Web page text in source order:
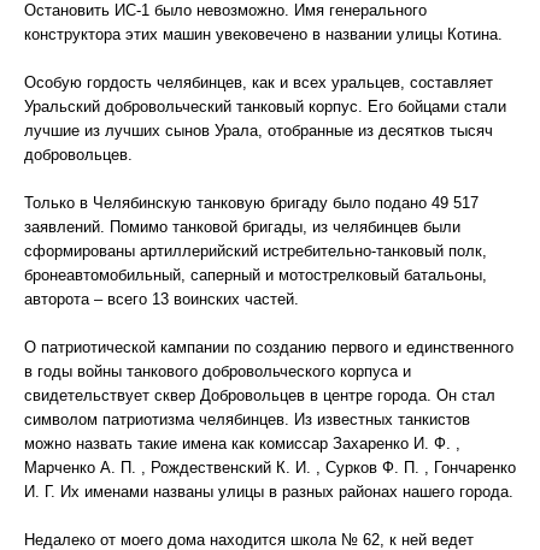
Остановить ИС-1 было невозможно. Имя генерального
конструктора этих машин увековечено в названии улицы Котина.
Особую гордость челябинцев, как и всех уральцев, составляет
Уральский добровольческий танковый корпус. Его бойцами стали
лучшие из лучших сынов Урала, отобранные из десятков тысяч
добровольцев.
Только в Челябинскую танковую бригаду было подано 49 517
заявлений. Помимо танковой бригады, из челябинцев были
сформированы артиллерийский истребительно-танковый полк,
бронеавтомобильный, саперный и мотострелковый батальоны,
авторота – всего 13 воинских частей.
О патриотической кампании по созданию первого и единственного
в годы войны танкового добровольческого корпуса и
свидетельствует сквер Добровольцев в центре города. Он стал
символом патриотизма челябинцев. Из известных танкистов
можно назвать такие имена как комиссар Захаренко И. Ф. ,
Марченко А. П. , Рождественский К. И. , Сурков Ф. П. , Гончаренко
И. Г. Их именами названы улицы в разных районах нашего города.
Недалеко от моего дома находится школа № 62, к ней ведет